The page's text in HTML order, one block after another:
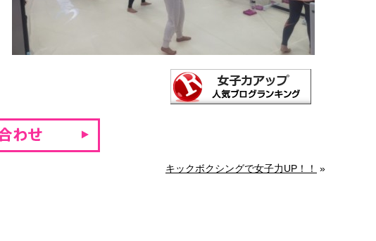
キックボクシングで女子力UP！！ »